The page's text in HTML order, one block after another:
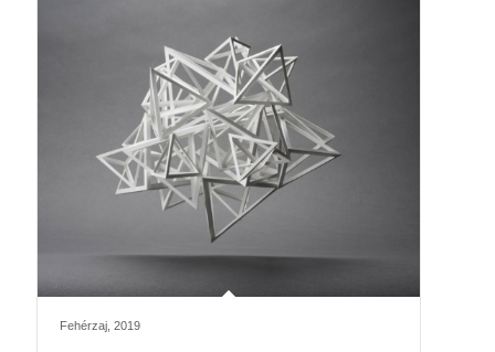
Fehérzaj, 2019